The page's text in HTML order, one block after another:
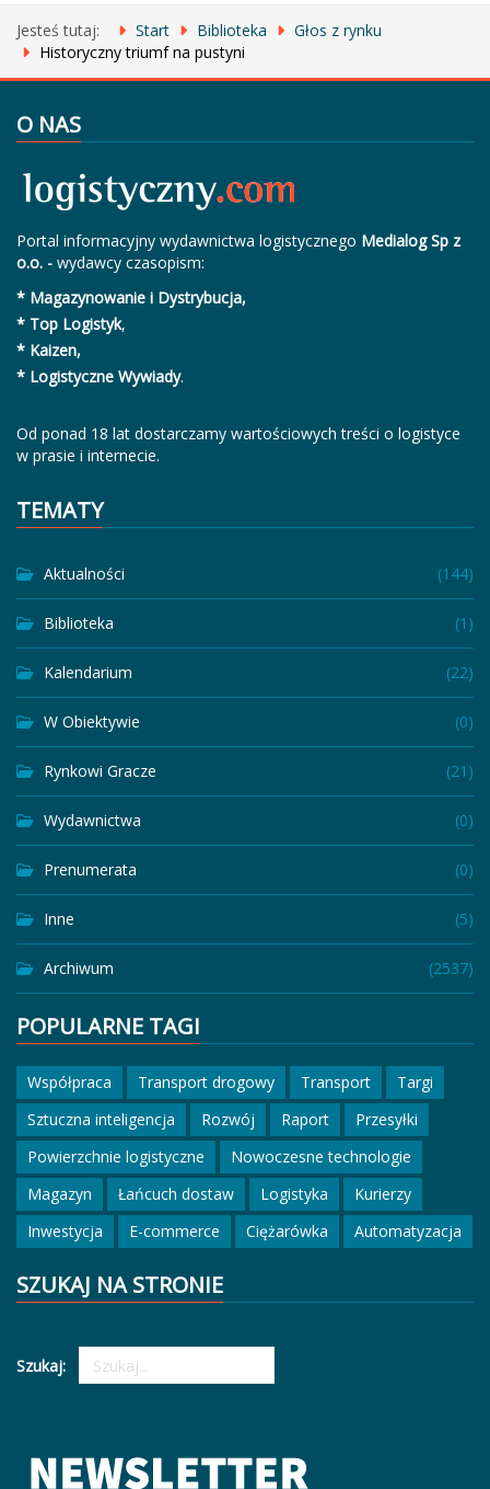
Jesteś tutaj: Start Biblioteka
Głos z rynku
Historyczny triumf na pustyni
O NAS
Portal informacyjny wydawnictwa logistycznego Medialog Sp z
o.o. - wydawcy czasopism:
* Magazynowanie i Dystrybucja,
* Top Logistyk,
* Kaizen,
* Logistyczne Wywiady.
Od ponad 18 lat dostarczamy wartościowych treści o logistyce
w prasie i internecie.
TEMATY
Aktualności (144)
Biblioteka (1)
Kalendarium (22)
W Obiektywie (0)
Rynkowi Gracze (21)
Wydawnictwa (0)
Prenumerata (0)
Inne (5)
Archiwum (2537)
POPULARNE TAGI
Współpraca Transport drogowy Transport
Targi
Sztuczna inteligencja
Rozwój Raport
Przesyłki
Powierzchnie logistyczne
Nowoczesne technologie
Magazyn
Łańcuch dostaw Logistyka
Kurierzy
Inwestycja
E-commerce Ciężarówka Automatyzacja
SZUKAJ NA STRONIE
Szukaj: